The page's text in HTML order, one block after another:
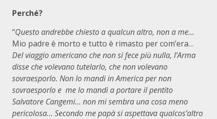
Perché?
“Questo andrebbe chiesto a qualcun altro, non a me…
Mio padre è morto e tutto è rimasto per com’era…
Del viaggio americano che non si fece più nulla, l’Arma
disse che volevano tutelarlo, che non volevano
sovraesporlo. Non lo mandi in America per non
sovraesporlo e me lo mandi a portare il pentito
Salvatore Cangemi… non mi sembra una cosa meno
pericolosa… Secondo me papà si aspettava qualcos’altro